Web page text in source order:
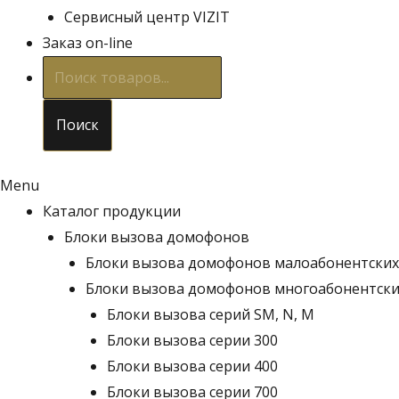
Сервисный центр VIZIT
Заказ on-line
Поиск
товаров
Поиск
Menu
Каталог продукции
Блоки вызова домофонов
Блоки вызова домофонов малоабонентских
Блоки вызова домофонов
Блоки вызова серий SM, N, M
Блоки вызова серии 300
Блоки вызова серии 400
Блоки вызова серии 700